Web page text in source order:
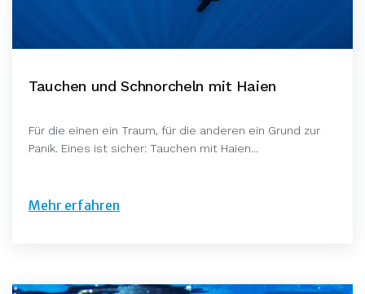
Tauchen und Schnorcheln mit Haien
Für die einen ein Traum, für die anderen ein Grund zur
Panik. Eines ist sicher: Tauchen mit Haien...
Mehr erfahren